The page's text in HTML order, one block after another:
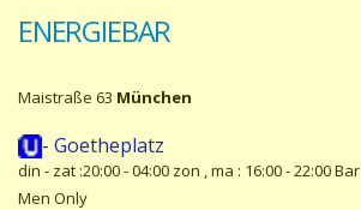
ENERGIEBAR
Maistraße 63 München
- Goetheplatz
din - zat :20:00 - 04:00 zon , ma : 16:00 - 22:00 Bar
Men Only